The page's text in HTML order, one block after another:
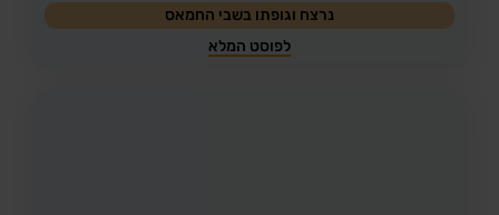
נרצח וגופתו בשבי החמאס
לפוסט המלא